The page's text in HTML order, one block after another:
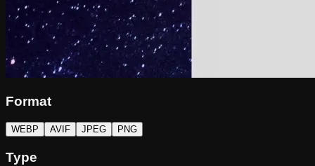
Format
WEBP AVIF JPEG PNG
Type